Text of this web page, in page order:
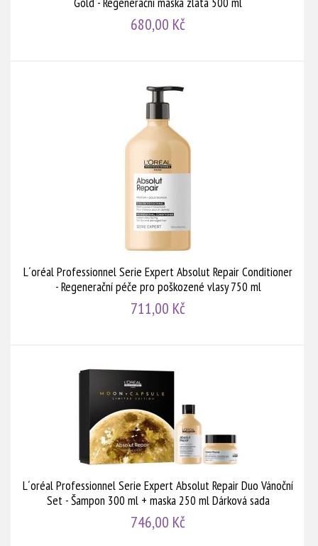
680,00 Kč
L´oréal Professionnel Serie Expert Absolut Repair Conditioner
- Regenerační péče pro poškozené vlasy 750 ml
711,00 Kč
L´oréal Professionnel Serie Expert Absolut Repair Duo Vánoční
Set - Šampon 300 ml + maska 250 ml Dárková sada
746,00 Kč